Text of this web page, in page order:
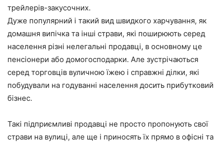
трейлерів-закусочних.
Дуже популярний і такий вид швидкого харчування, як
домашня випічка та інші страви, які поширюють серед
населення різні нелегальні продавці, в основному це
пенсіонери або домогосподарки. Але зустрічаються
серед торговців вуличною їжею і справжні ділки, які
побудували на годуванні населення досить прибутковий
бізнес.
Такі підприємливі продавці не просто пропонують свої
страви на вулиці, але ще і приносять їх прямо в офісні та